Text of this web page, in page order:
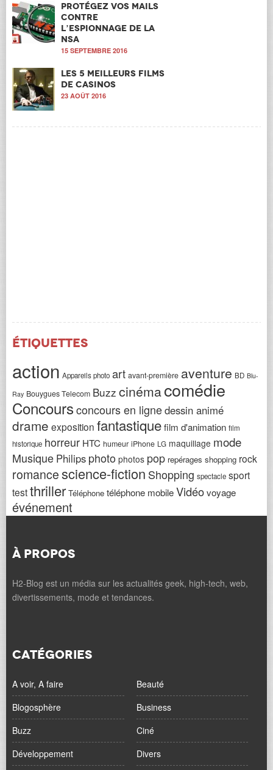
Protégez vos mails
contre
l’espionnage de la
NSA
15 SEPTEMBRE 2016
Les 5 meilleurs films
de casinos
23 AOÛT 2016
Étiquettes
action Appareils photo art avant-première aventure BD Blu-
Ray Bouygues Telecom Buzz cinémacomédie
Concoursconcours en lignedessin animé
drame exposition fantastiquefilm d'animation film
historique horreur HTC humeur iPhone LG maquillage mode
Musique Philips photo photos pop repérages shopping rock
romancescience-fiction Shopping spectacle sport
testthriller Téléphone téléphone mobileVidéovoyage
événement
À PROPOS
H2-Blog est un média sur les actualités geek, high-tech, web,
divertissements, mode et tendances.
CATÉGORIES
A voir, A faire
Beauté
Blogosphère
Business
Buzz
Ciné
Développement
Divers